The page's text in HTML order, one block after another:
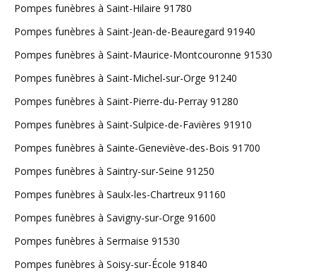
Pompes funèbres à Saint-Hilaire 91780
Pompes funèbres à Saint-Jean-de-Beauregard 91940
Pompes funèbres à Saint-Maurice-Montcouronne 91530
Pompes funèbres à Saint-Michel-sur-Orge 91240
Pompes funèbres à Saint-Pierre-du-Perray 91280
Pompes funèbres à Saint-Sulpice-de-Favières 91910
Pompes funèbres à Sainte-Geneviève-des-Bois 91700
Pompes funèbres à Saintry-sur-Seine 91250
Pompes funèbres à Saulx-les-Chartreux 91160
Pompes funèbres à Savigny-sur-Orge 91600
Pompes funèbres à Sermaise 91530
Pompes funèbres à Soisy-sur-École 91840